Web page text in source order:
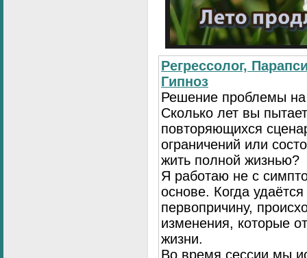
Регрессолог,
Гипноз
Решение проблемы на
Сколько лет вы
повторяющихся
ограничений или
жить полной жизнью?
Я работаю не с
основе. Когда
первопричину,
изменения, которые
жизни.
Во время сессии мы